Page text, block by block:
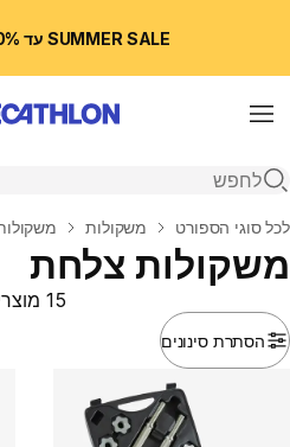
SUMMER SALE עד 50% הנחה 🛍️
Menu
פתיחת חיפוש
בית
לכל סוגי הספורט משקולות
משקולות צלחת
הסתרת סינונים
15 מוצרים